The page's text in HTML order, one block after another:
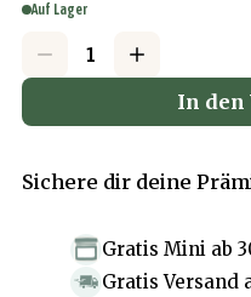
Auf Lager
In den
Sichere dir deine
Gratis Mini ab
Gratis Versand